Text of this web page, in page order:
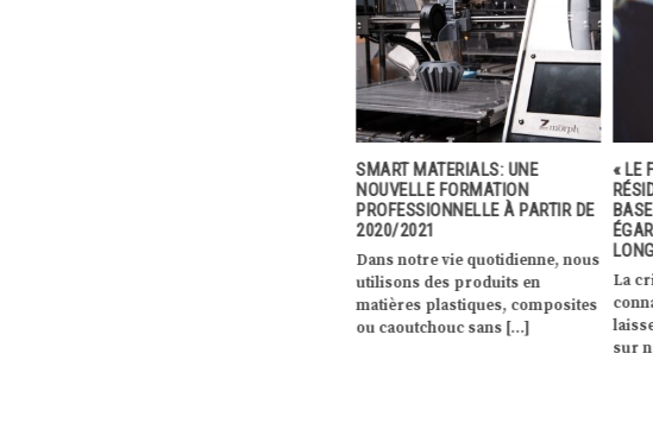
SMART MATERIALS: UNE
NOUVELLE FORMATION
PROFESSIONNELLE À PARTIR DE
2020/2021
Dans notre vie quotidienne, nous
utilisons des produits en
matières plastiques, composites
ou caoutchouc sans […]
« LE
La
sur